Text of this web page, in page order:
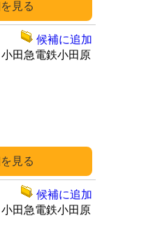
小田急電鉄小田原
候補に追加
小田急電鉄小田原
候補に追加